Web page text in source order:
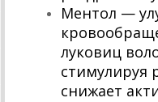
Ментол —
луковиц
стимулируя
снижает